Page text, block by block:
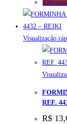
Visualização
REF.
R$